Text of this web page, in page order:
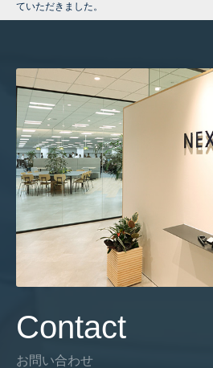
ていただきました。
Contact
お問い合わせ